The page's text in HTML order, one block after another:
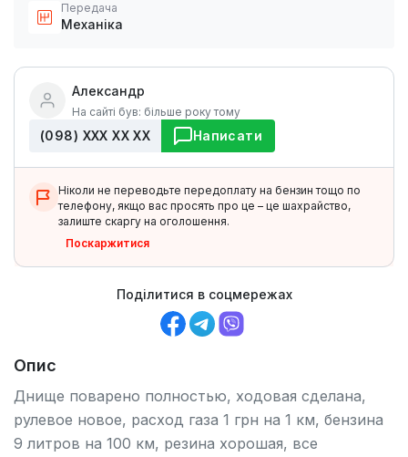
Передача
Механіка
Александр
На сайті був: більше року тому
(098) ХХХ ХХ ХХ Написати
Ніколи не переводьте передоплату на бензин тощо по
телефону, якщо вас просять про це – це шахрайство,
залиште скаргу на оголошення.
Поскаржитися
Поділитися в соцмережах
Опис
Днище поварено полностью, ходовая сделана,
рулевое новое, расход газа 1 грн на 1 км, бензина
9 литров на 100 км, резина хорошая, все